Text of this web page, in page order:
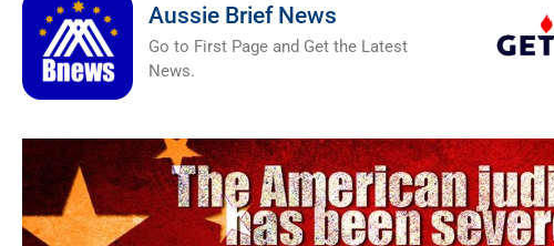
Aussie Brief News
Go to First Page and Get the Latest
News.